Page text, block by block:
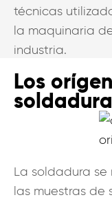
técnicas
la maquinaria
industria.
Los
La soldadura se
las muestras de